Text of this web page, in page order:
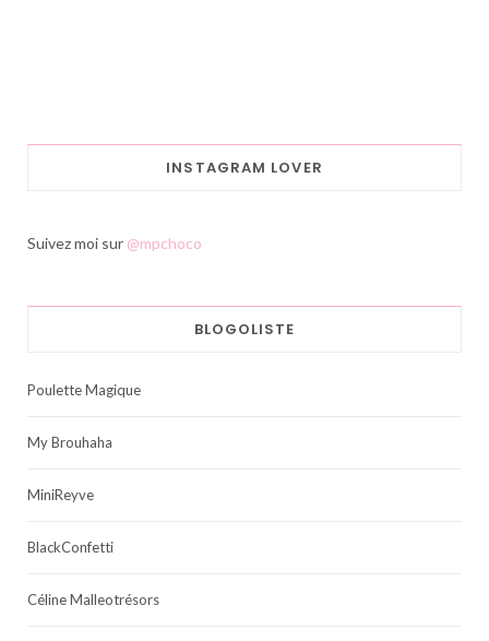
INSTAGRAM LOVER
Suivez moi sur @mpchoco
BLOGOLISTE
Poulette Magique
My Brouhaha
MiniReyve
BlackConfetti
Céline Malleotrésors